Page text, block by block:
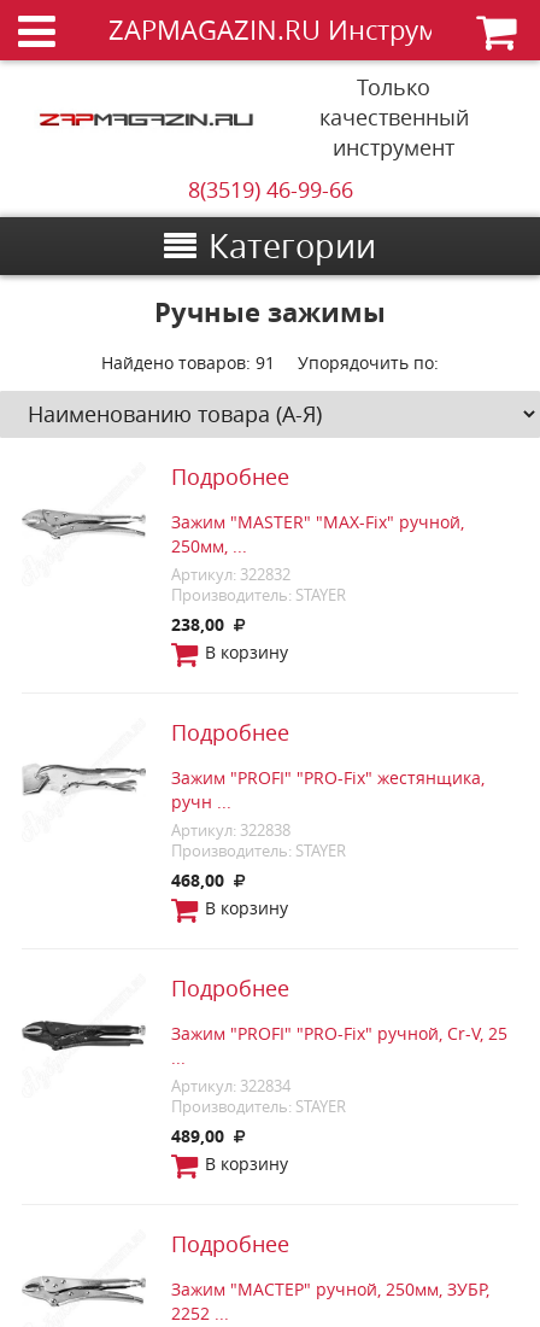
ZAPMAGAZIN.RU Инструменты
Только
качественный
инструмент
8(3519) 46-99-66
Категории
Ручные зажимы
Найдено товаров: 91 Упорядочить по:
Подробнее
Зажим "MASTER" "MAX-Fix" ручной,
250мм, ...
Артикул: 322832
Производитель: STAYER
238,00
В корзину
Подробнее
Зажим "PROFI" "PRO-Fix" жестянщика,
ручн ...
Артикул: 322838
Производитель: STAYER
468,00
В корзину
Подробнее
Зажим "PROFI" "PRO-Fix" ручной, Cr-V, 25
...
Артикул: 322834
Производитель: STAYER
489,00
В корзину
Подробнее
Зажим "МАСТЕР" ручной, 250мм, ЗУБР,
2252 ...